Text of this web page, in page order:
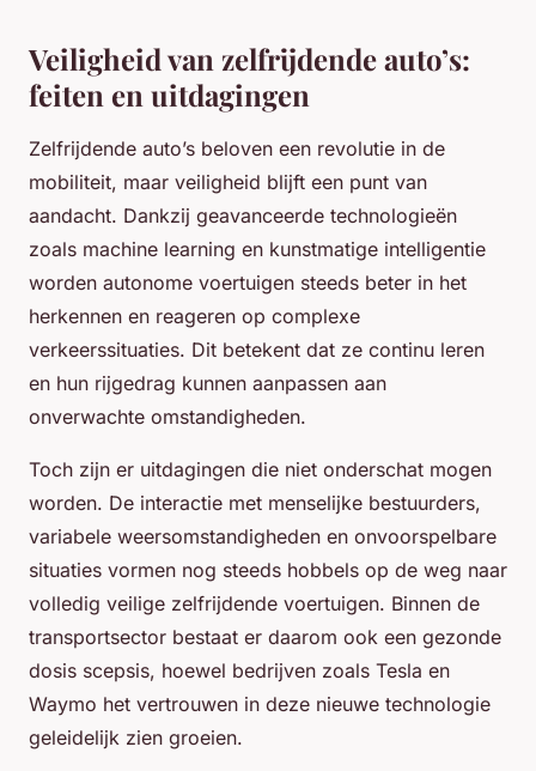
Veiligheid van zelfrijdende auto’s:
feiten en uitdagingen
Zelfrijdende auto’s beloven een revolutie in de
mobiliteit, maar veiligheid blijft een punt van
aandacht. Dankzij geavanceerde technologieën
zoals machine learning en kunstmatige intelligentie
worden autonome voertuigen steeds beter in het
herkennen en reageren op complexe
verkeerssituaties. Dit betekent dat ze continu leren
en hun rijgedrag kunnen aanpassen aan
onverwachte omstandigheden.
Toch zijn er uitdagingen die niet onderschat mogen
worden. De interactie met menselijke bestuurders,
variabele weersomstandigheden en onvoorspelbare
situaties vormen nog steeds hobbels op de weg naar
volledig veilige zelfrijdende voertuigen. Binnen de
transportsector bestaat er daarom ook een gezonde
dosis scepsis, hoewel bedrijven zoals Tesla en
Waymo het vertrouwen in deze nieuwe technologie
geleidelijk zien groeien.